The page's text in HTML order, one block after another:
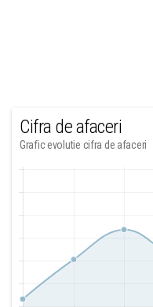
Cifra de afaceri
Grafic evolutie cifra de afaceri